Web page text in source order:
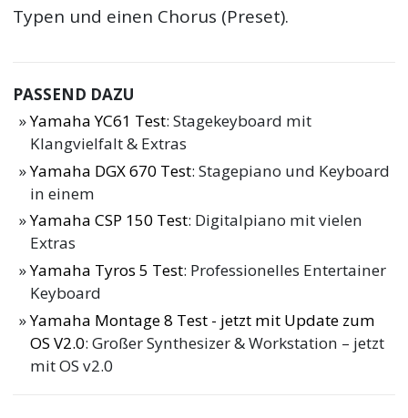
Typen und einen Chorus (Preset).
PASSEND DAZU
Yamaha YC61 Test: Stagekeyboard mit
Klangvielfalt & Extras
Yamaha DGX 670 Test: Stagepiano und Keyboard
in einem
Yamaha CSP 150 Test: Digitalpiano mit vielen
Extras
Yamaha Tyros 5 Test: Professionelles Entertainer
Keyboard
Yamaha Montage 8 Test - jetzt mit Update zum
OS V2.0: Großer Synthesizer & Workstation – jetzt
mit OS v2.0